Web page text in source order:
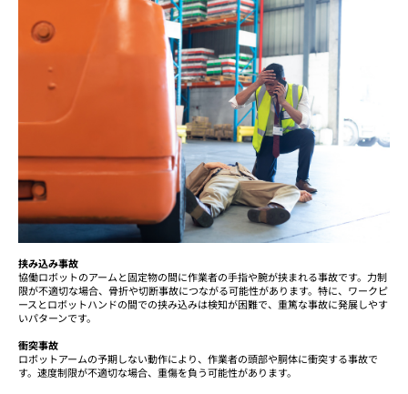
挟み込み事故
協働ロボットのアームと固定物の間に作業者の手指や腕が挟まれる事故です。力制
限が不適切な場合、骨折や切断事故につながる可能性があります。特に、ワークピ
ースとロボットハンドの間での挟み込みは検知が困難で、重篤な事故に発展しやす
いパターンです。
衝突事故
ロボットアームの予期しない動作により、作業者の頭部や胴体に衝突する事故で
す。速度制限が不適切な場合、重傷を負う可能性があります。